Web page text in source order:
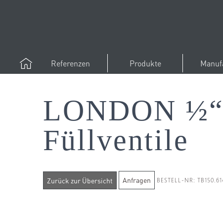
Referenzen Produkte
LONDON
Füllventile
Anfragen BESTELL-NR: